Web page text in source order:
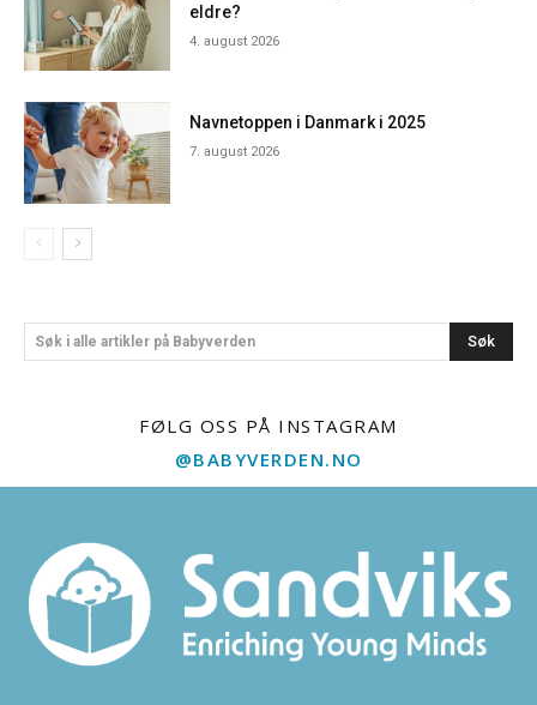
eldre?
4. august 2026
Navnetoppen i Danmark i 2025
7. august 2026
Søk i alle artikler på Babyverden Søk
FØLG OSS PÅ INSTAGRAM
@BABYVERDEN.NO